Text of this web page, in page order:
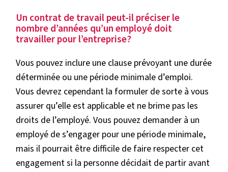
Un contrat de travail peut-il préciser le
nombre d’années qu’un employé doit
travailler pour l’entreprise?
Vous pouvez inclure une clause prévoyant une durée
déterminée ou une période minimale d’emploi.
Vous devrez cependant la formuler de sorte à vous
assurer qu’elle est applicable et ne brime pas les
droits de l’employé. Vous pouvez demander à un
employé de s’engager pour une période minimale,
mais il pourrait être difficile de faire respecter cet
engagement si la personne décidait de partir avant